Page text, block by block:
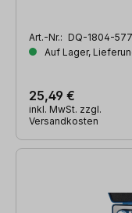
Art.-Nr.: DQ-1804-
Auf Lager,
25,49 €
inkl. MwSt. zzgl.
Versandkosten